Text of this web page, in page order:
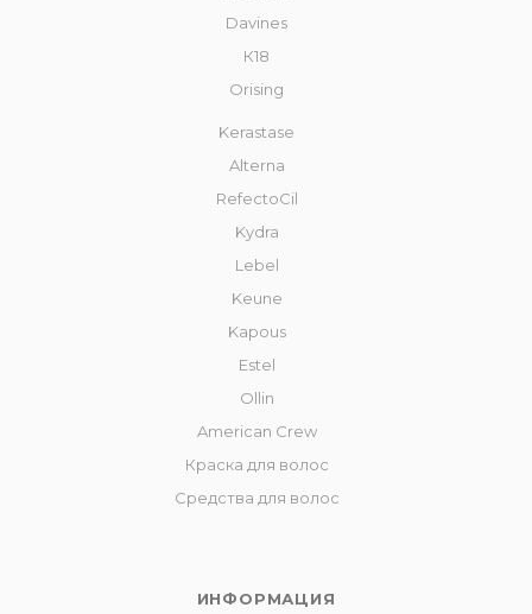
Davines
К18
Orising
Kerastase
Alterna
RefectoCil
Kydra
Lebel
Keune
Kapous
Estel
Ollin
American Crew
Краска для волос
Средства для волос
ИНФОРМАЦИЯ